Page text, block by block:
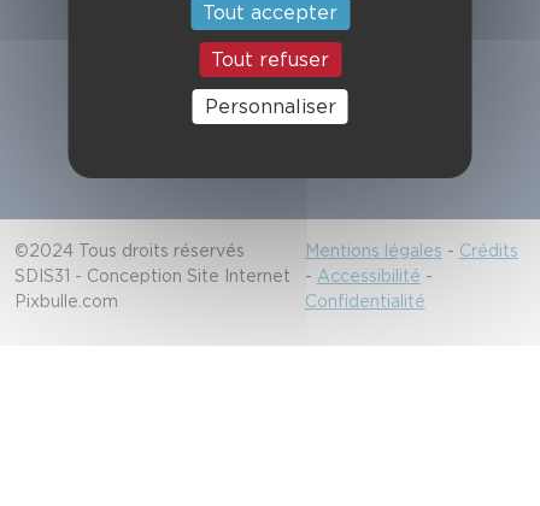
Alerter les secours
18/112
©2024 Tous droits réservés
SDIS31 - Conception Site Internet
Pixbulle.com
Mentions légales - Crédits
- Accessibilité -
Confidentialité
Tout accepter
Tout refuser
Personnaliser